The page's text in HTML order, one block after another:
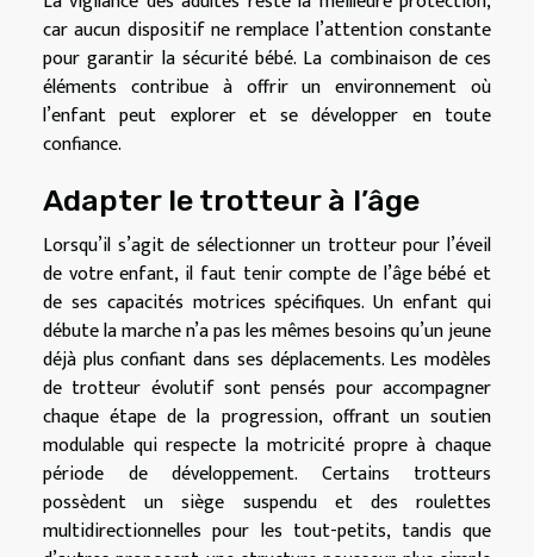
car aucun dispositif ne remplace l’attention constante
pour garantir la sécurité bébé. La combinaison de ces
éléments contribue à offrir un environnement où
l’enfant peut explorer et se développer en toute
confiance.
Adapter le trotteur à l’âge
Lorsqu’il s’agit de sélectionner un trotteur pour l’éveil
de votre enfant, il faut tenir compte de l’âge bébé et
de ses capacités motrices spécifiques. Un enfant qui
débute la marche n’a pas les mêmes besoins qu’un jeune
déjà plus confiant dans ses déplacements. Les modèles
de trotteur évolutif sont pensés pour accompagner
chaque étape de la progression, offrant un soutien
modulable qui respecte la motricité propre à chaque
période de développement. Certains trotteurs
possèdent un siège suspendu et des roulettes
multidirectionnelles pour les tout-petits, tandis que